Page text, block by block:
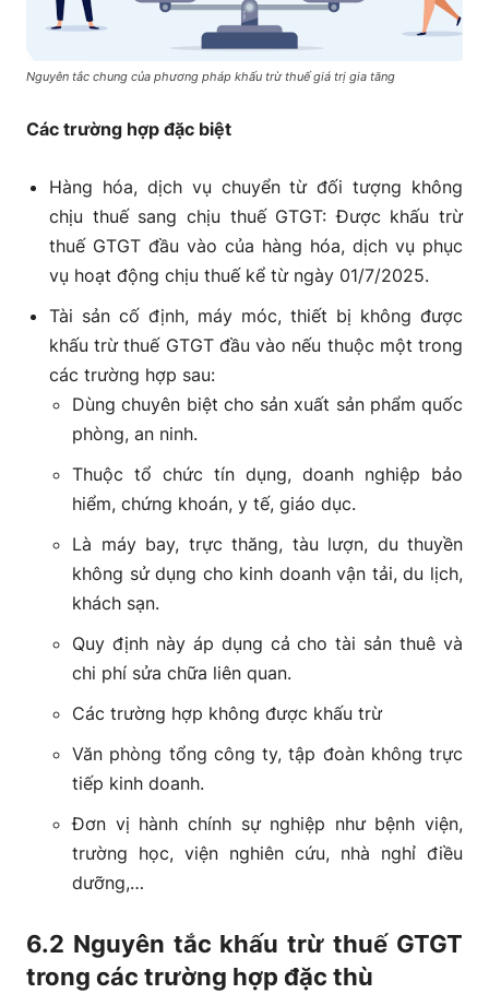
Nguyên tắc chung của phương pháp khấu trừ thuế giá trị gia tăng
Các trường hợp đặc biệt
Hàng hóa, dịch vụ chuyển từ đối tượng không
chịu thuế sang chịu thuế GTGT:Được khấu trừ
thuế GTGT đầu vào của hàng hóa, dịch vụ phục
vụ hoạt động chịu thuế kể từ ngày 01/7/2025.
Tài sản cố định, máy móc, thiết bị không được
khấu trừ thuế GTGT đầu vào nếu thuộc một trong
các trường hợp sau:
Dùng chuyên biệt cho sản xuất sản phẩm quốc
phòng, an ninh.
Thuộc tổ chức tín dụng, doanh nghiệp bảo
hiểm, chứng khoán, y tế, giáo dục.
Là máy bay, trực thăng, tàu lượn, du thuyền
không sử dụng cho kinh doanh vận tải, du lịch,
khách sạn.
Quy định này áp dụng cả cho tài sản thuê và
chi phí sửa chữa liên quan.
Các trường hợp không được khấu trừ
Văn phòng tổng công ty, tập đoàn không trực
tiếp kinh doanh.
Đơn vị hành chính sự nghiệp như bệnh viện,
trường học, viện nghiên cứu, nhà nghỉ điều
dưỡng,…
6.2 Nguyên tắc khấu trừ thuế GTGT
trong các trường hợp đặc thù